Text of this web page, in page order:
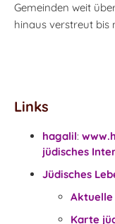
Gemeinden weit
hinaus verstreut bis
Links
hagalil:
jüdisches
Jüdisches
Aktuelle
Karte